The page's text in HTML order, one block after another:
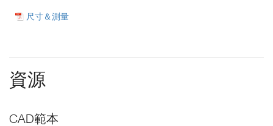
尺寸＆測量
資源
CAD範本